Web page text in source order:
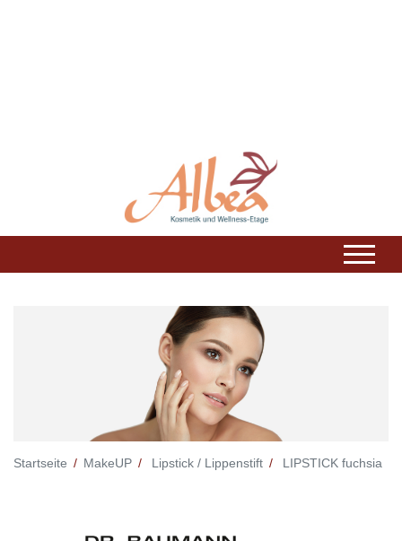
Startseite MakeUP Lipstick / Lippenstift LIPSTICK fuchsia